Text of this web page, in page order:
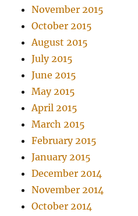
November 2015
October 2015
August 2015
July 2015
June 2015
May 2015
April 2015
March 2015
February 2015
January 2015
December 2014
November 2014
October 2014